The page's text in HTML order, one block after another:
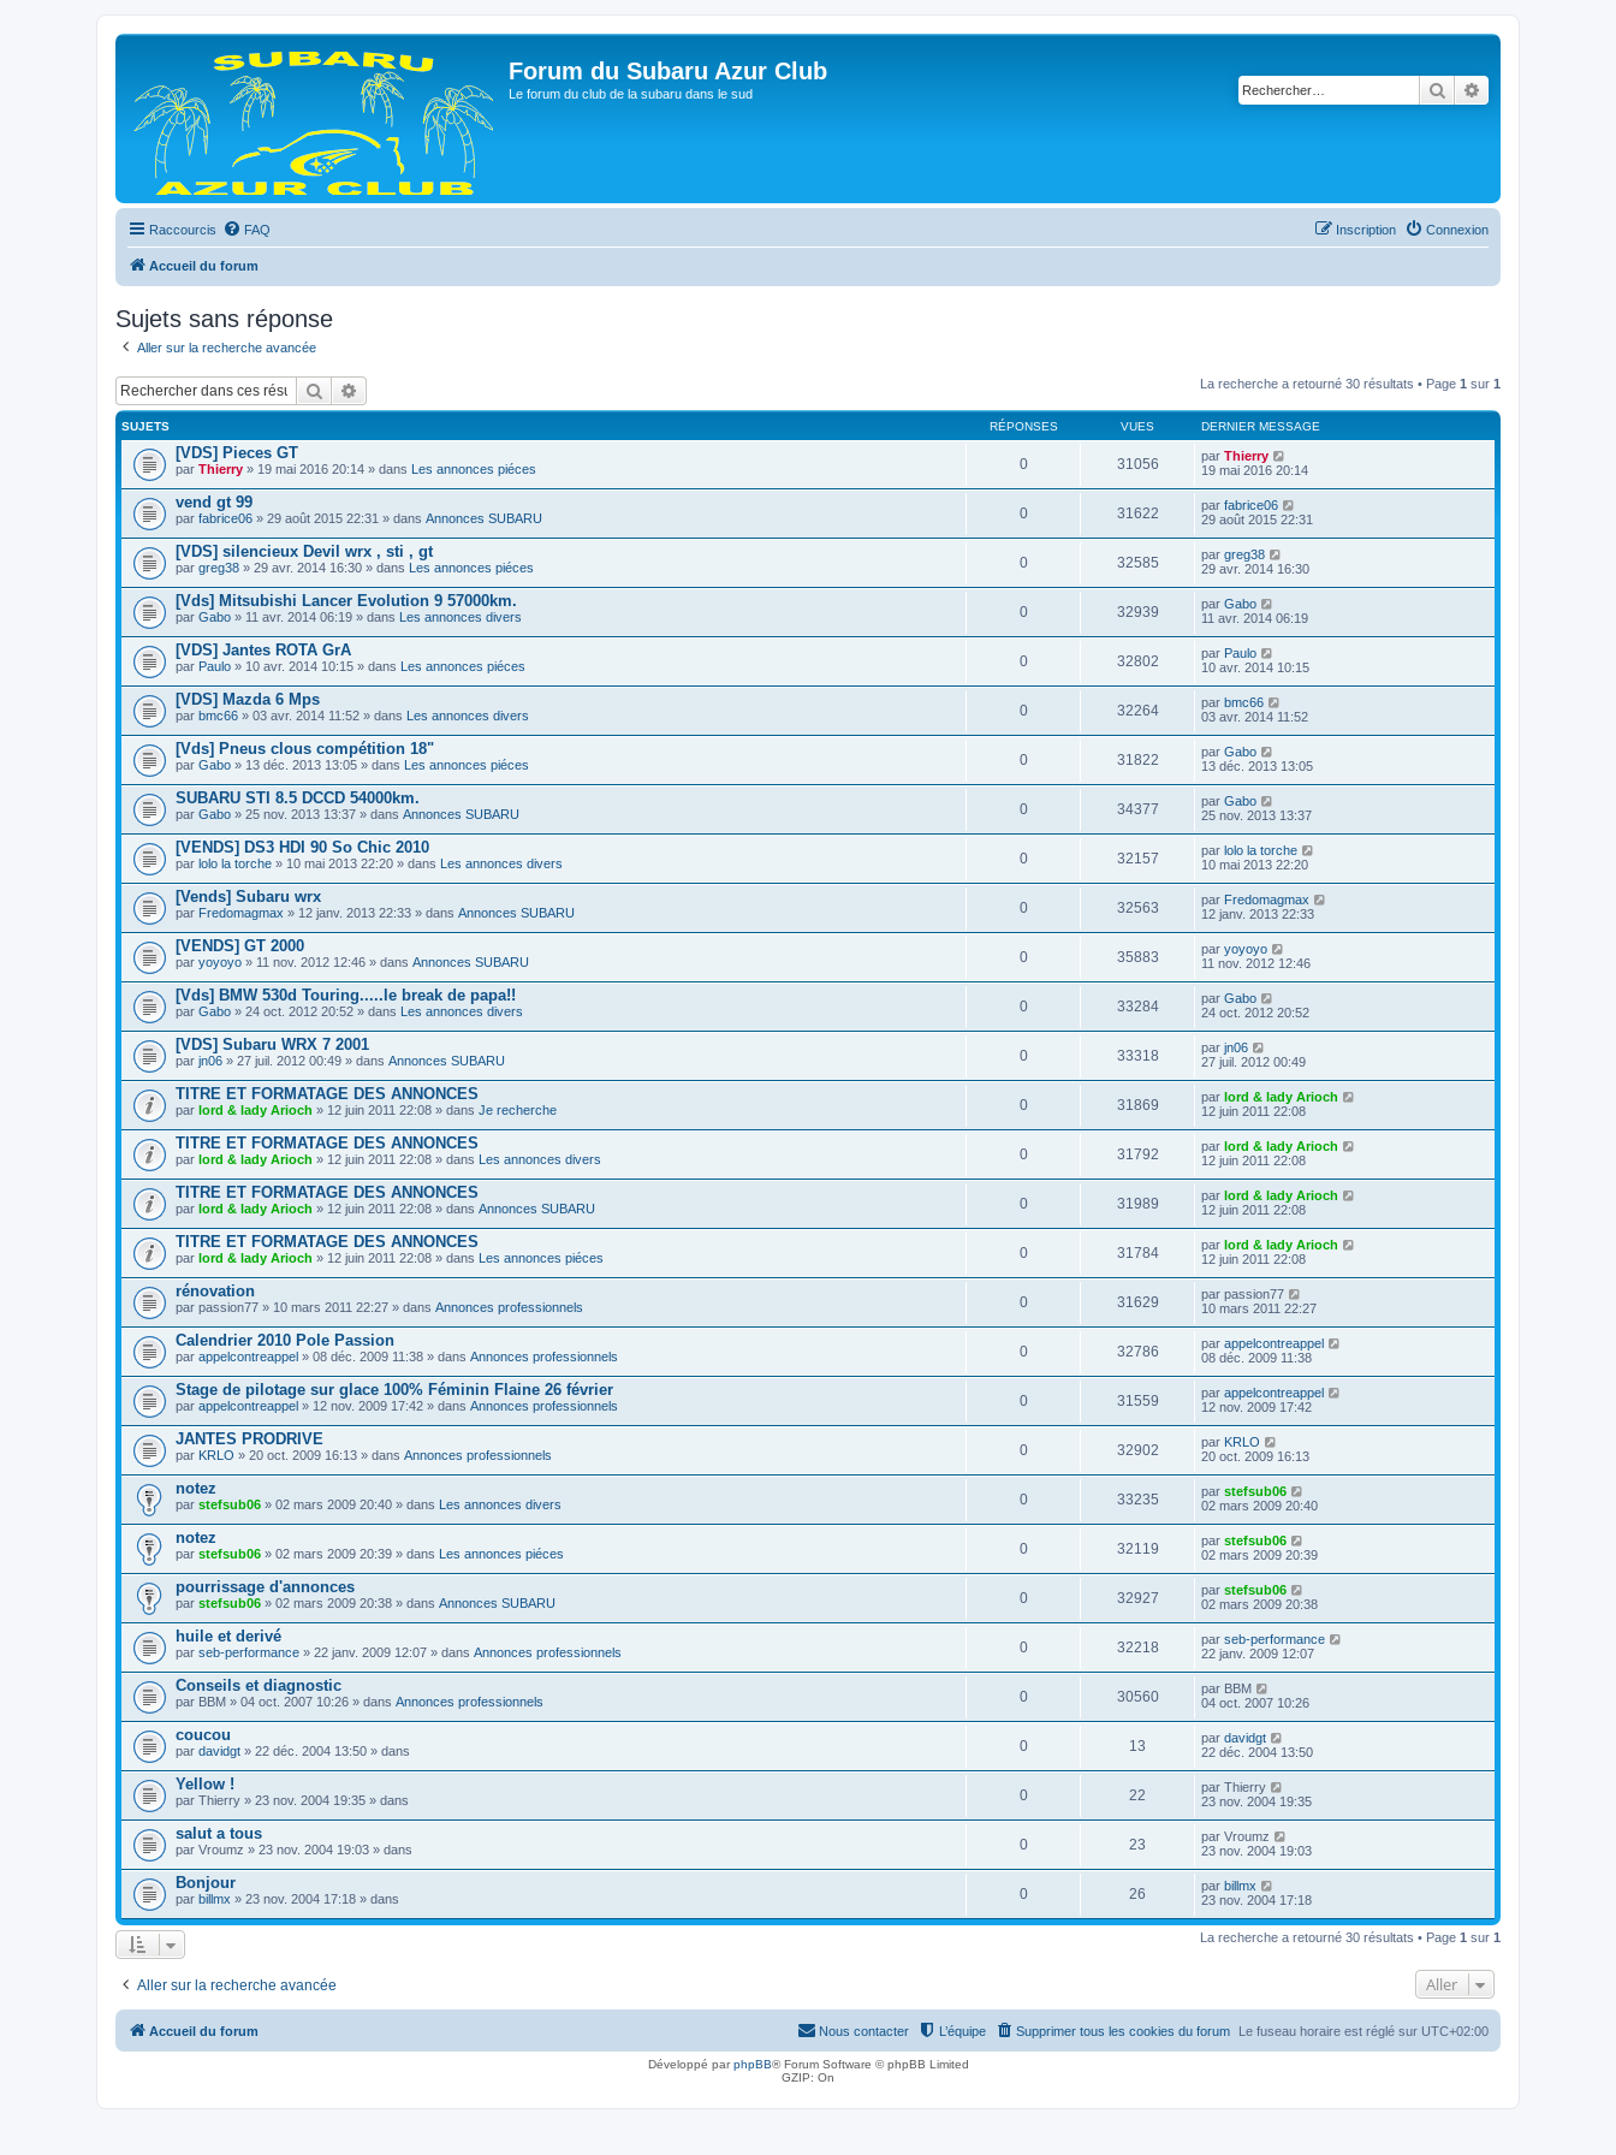
Forum du Subaru Azur Club
Le forum du club de la subaru dans le sud Rechercher
Raccourcis FAQ Connexion
Inscription
Accueil du forum
Sujets sans réponse
Aller sur la recherche avancée
Rechercher La recherche a retourné 30 résultats • Page 1 sur 1
SUJETS RÉPONSES VUES DERNIER MESSAGE
[VDS] Pieces GT
par Thierry » 19 mai 2016 20:14 » dans Les annonces piéces 0 31056 par Thierry
19 mai 2016 20:14
vend gt 99
par fabrice06 » 29 août 2015 22:31 » dans Annonces SUBARU 0 31622 par fabrice06
29 août 2015 22:31
[VDS] silencieux Devil wrx , sti , gt
par greg38 » 29 avr. 2014 16:30 » dans Les annonces piéces 0 32585 par greg38
29 avr. 2014 16:30
[Vds] Mitsubishi Lancer Evolution 9 57000km.
par Gabo » 11 avr. 2014 06:19 » dans Les annonces divers 0 32939 par Gabo
11 avr. 2014 06:19
[VDS] Jantes ROTA GrA
par Paulo » 10 avr. 2014 10:15 » dans Les annonces piéces 0 32802 par Paulo
10 avr. 2014 10:15
[VDS] Mazda 6 Mps
par bmc66 » 03 avr. 2014 11:52 » dans Les annonces divers 0 32264 par bmc66
03 avr. 2014 11:52
[Vds] Pneus clous compétition 18"
par Gabo » 13 déc. 2013 13:05 » dans Les annonces piéces 0 31822 par Gabo
13 déc. 2013 13:05
SUBARU STI 8.5 DCCD 54000km.
par Gabo » 25 nov. 2013 13:37 » dans Annonces SUBARU 0 34377 par Gabo
25 nov. 2013 13:37
[VENDS] DS3 HDI 90 So Chic 2010
par lolo la torche » 10 mai 2013 22:20 » dans Les annonces divers 0 32157 par lolo la torche
10 mai 2013 22:20
[Vends] Subaru wrx
par Fredomagmax » 12 janv. 2013 22:33 » dans Annonces SUBARU 0 32563 par Fredomagmax
12 janv. 2013 22:33
[VENDS] GT 2000
par yoyoyo » 11 nov. 2012 12:46 » dans Annonces SUBARU 0 35883 par yoyoyo
11 nov. 2012 12:46
[Vds] BMW 530d Touring.....le break de papa!!
par Gabo » 24 oct. 2012 20:52 » dans Les annonces divers 0 33284 par Gabo
24 oct. 2012 20:52
[VDS] Subaru WRX 7 2001
par jn06 » 27 juil. 2012 00:49 » dans Annonces SUBARU 0 33318 par jn06
27 juil. 2012 00:49
TITRE ET FORMATAGE DES ANNONCES
par lord & lady Arioch » 12 juin 2011 22:08 » dans Je recherche 0 31869 par lord & lady Arioch
12 juin 2011 22:08
TITRE ET FORMATAGE DES ANNONCES
par lord & lady Arioch » 12 juin 2011 22:08 » dans Les annonces divers 0 31792 par lord & lady Arioch
12 juin 2011 22:08
TITRE ET FORMATAGE DES ANNONCES
par lord & lady Arioch » 12 juin 2011 22:08 » dans Annonces SUBARU 0 31989 par lord & lady Arioch
12 juin 2011 22:08
TITRE ET FORMATAGE DES ANNONCES
par lord & lady Arioch » 12 juin 2011 22:08 » dans Les annonces piéces 0 31784 par lord & lady Arioch
12 juin 2011 22:08
rénovation
par passion77 » 10 mars 2011 22:27 » dans Annonces professionnels 0 31629 par passion77
10 mars 2011 22:27
Calendrier 2010 Pole Passion
par appelcontreappel » 08 déc. 2009 11:38 » dans Annonces professionnels 0 32786 par appelcontreappel
08 déc. 2009 11:38
Stage de pilotage sur glace 100% Féminin Flaine 26 février
par appelcontreappel » 12 nov. 2009 17:42 » dans Annonces professionnels 0 31559 par appelcontreappel
12 nov. 2009 17:42
JANTES PRODRIVE
par KRLO » 20 oct. 2009 16:13 » dans Annonces professionnels 0 32902 par KRLO
20 oct. 2009 16:13
notez
par stefsub06 » 02 mars 2009 20:40 » dans Les annonces divers 0 33235 par stefsub06
02 mars 2009 20:40
notez
par stefsub06 » 02 mars 2009 20:39 » dans Les annonces piéces 0 32119 par stefsub06
02 mars 2009 20:39
pourrissage d'annonces
par stefsub06 » 02 mars 2009 20:38 » dans Annonces SUBARU 0 32927 par stefsub06
02 mars 2009 20:38
huile et derivé
par seb-performance » 22 janv. 2009 12:07 » dans Annonces professionnels 0 32218 par seb-performance
22 janv. 2009 12:07
Conseils et diagnostic
par BBM » 04 oct. 2007 10:26 » dans Annonces professionnels 0 30560 par BBM
04 oct. 2007 10:26
coucou
par davidgt » 22 déc. 2004 13:50 » dans 0 13 par davidgt
22 déc. 2004 13:50
Yellow !
par Thierry » 23 nov. 2004 19:35 » dans 0 22 par Thierry
23 nov. 2004 19:35
salut a tous
par Vroumz » 23 nov. 2004 19:03 » dans 0 23 par Vroumz
23 nov. 2004 19:03
Bonjour
par billmx » 23 nov. 2004 17:18 » dans 0 26 par billmx
23 nov. 2004 17:18
La recherche a retourné 30 résultats • Page 1 sur 1
Aller sur la recherche avancée Aller
Accueil du forum Le fuseau horaire est réglé sur UTC+02:00
Supprimer tous les cookies du forum
L’équipe
Nous contacter
Développé parphpBB® Forum Software © phpBB Limited
GZIP: On